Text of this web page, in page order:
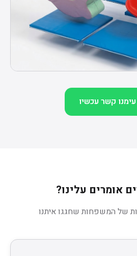
קשר עכשיו
אומרים עלינו?
של המשפחות שחגגו איתנו